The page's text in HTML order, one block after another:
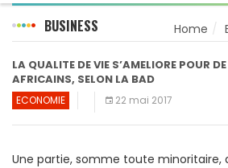
BUSINESS Home
LA QUALITE DE VIE S’AMELIORE POUR
AFRICAINS, SELON LA BAD
ECONOMIE 22 mai 2017
Une partie, somme toute minoritaire,